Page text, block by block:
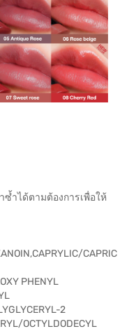
ำได้ตามต้องการเพื่อให้
CAPRIC
PHENYL
2
OCTYLDODECYL